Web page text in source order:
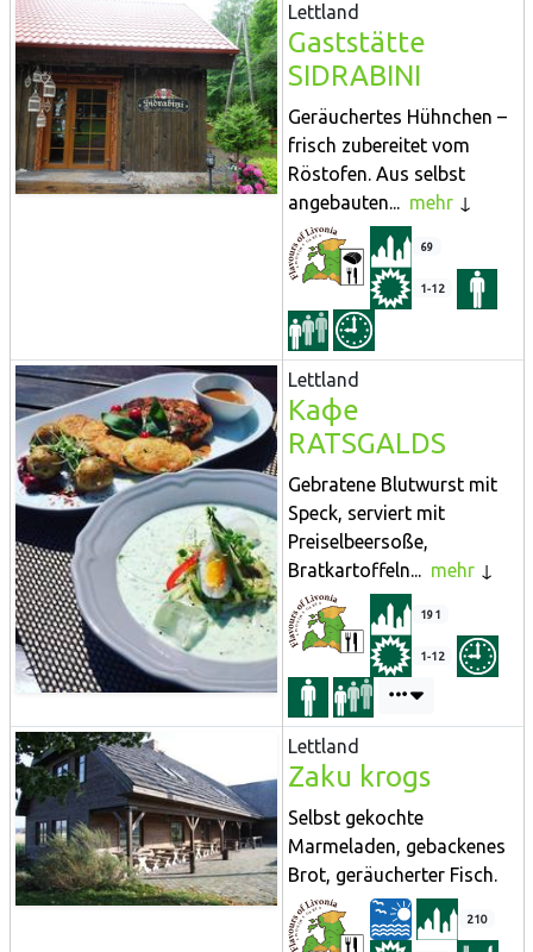
Lettland
Gaststätte
SIDRABINI
Geräuchertes Hühnchen –
frisch zubereitet vom
Röstofen. Aus selbst
angebauten... mehr
69
1-12
Lettland
Кафе
RATSGALDS
Gebratene Blutwurst mit
Speck, serviert mit
Preiselbeersoße,
Bratkartoffeln... mehr
191
1-12
Lettland
Zaku krogs
Selbst gekochte
Marmeladen, gebackenes
Brot, geräucherter Fisch.
210